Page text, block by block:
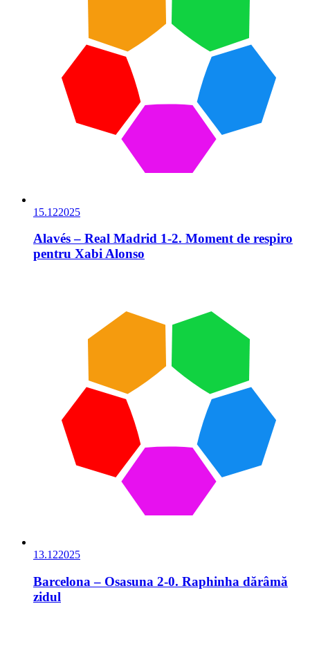
15.122025
Alavés – Real Madrid 1-2. Moment de respiro
pentru Xabi Alonso
13.122025
Barcelona – Osasuna 2-0. Raphinha dărâmă
zidul